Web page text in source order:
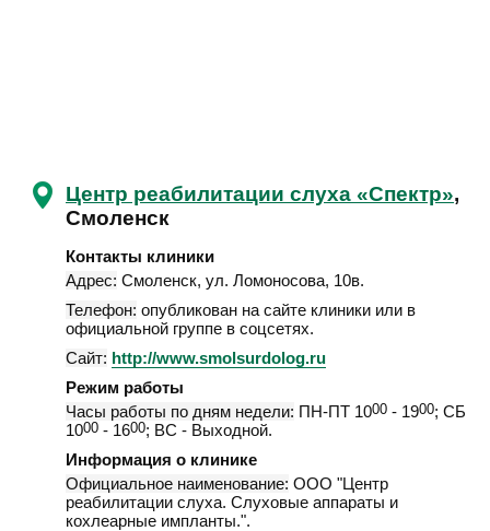
Центр реабилитации слуха «Спектр»,
Смоленск
Контакты клиники
Адрес: Смоленск, ул. Ломоносова, 10в.
Телефон: опубликован на сайте клиники или в
официальной группе в соцсетях.
Сайт: http://www.smolsurdolog.ru
Режим работы
Часы работы по дням недели: ПН-ПТ 1000 - 1900; СБ
1000 - 1600; ВС - Выходной.
Информация о клинике
Официальное наименование: ООО "Центр
реабилитации слуха. Слуховые аппараты и
кохлеарные импланты.".